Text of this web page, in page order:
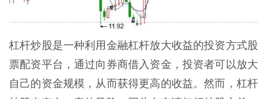
杠杆炒股是一种利用金融杠杆放大收益的投资方式股
票配资平台，通过向券商借入资金，投资者可以放大
自己的资金规模，从而获得更高的收益。然而，杠杆